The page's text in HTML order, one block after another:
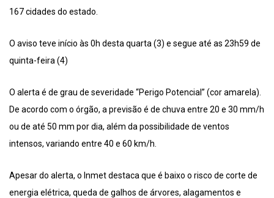
167 cidades do estado.
O aviso teve início às 0h desta quarta (3) e segue até as 23h59 de
quinta-feira (4)
O alerta é de grau de severidade “Perigo Potencial” (cor amarela).
De acordo com o órgão, a previsão é de chuva entre 20 e 30 mm/h
ou de até 50 mm por dia, além da possibilidade de ventos
intensos, variando entre 40 e 60 km/h.
Apesar do alerta, o Inmet destaca que é baixo o risco de corte de
energia elétrica, queda de galhos de árvores, alagamentos e